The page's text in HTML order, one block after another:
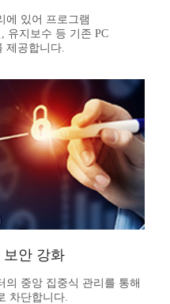
에 있어 프로그램
유지보수 등 기존 PC
제공합니다.
보안 강화
의 중앙 집중식 관리를 통해
차단합니다.